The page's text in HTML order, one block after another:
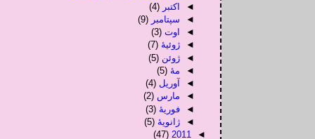
◄ اکتبر (4)
◄ سپتامبر (9)
◄
اوت (3)
◄ژوئیهٔ (7)
◄ژوئن (5)
◄ مهٔ (5)
◄
آوریل (4)
◄ مارس (2)
◄فوریهٔ (3)
◄ژانویهٔ (5)
◄
2011
(47)